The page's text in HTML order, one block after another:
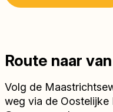
Route naar
Volg de
weg via de Oostelijke